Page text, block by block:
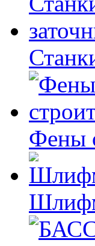
Фены